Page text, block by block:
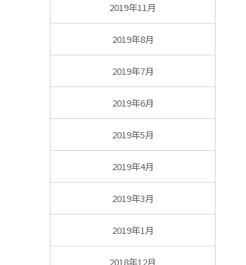
2019年11月
2019年8月
2019年7月
2019年6月
2019年5月
2019年4月
2019年3月
2019年1月
2018年12月